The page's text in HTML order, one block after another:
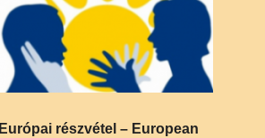
Európai részvétel – European